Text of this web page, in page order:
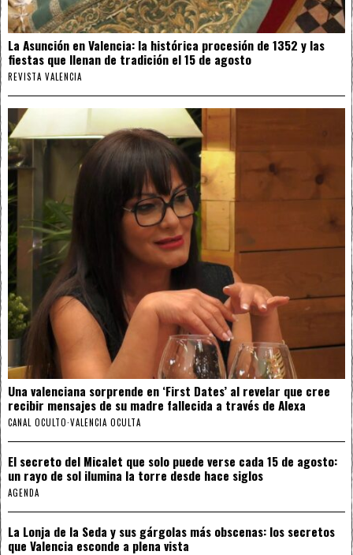
La Asunción en Valencia: la histórica procesión de 1352 y las
fiestas que llenan de tradición el 15 de agosto
REVISTA VALENCIA
Una valenciana sorprende en ‘First Dates’ al revelar que cree
recibir mensajes de su madre fallecida a través de Alexa
CANAL OCULTO·VALENCIA OCULTA
El secreto del Micalet que solo puede verse cada 15 de agosto:
un rayo de sol ilumina la torre desde hace siglos
AGENDA
La Lonja de la Seda y sus gárgolas más obscenas: los secretos
que Valencia esconde a plena vista